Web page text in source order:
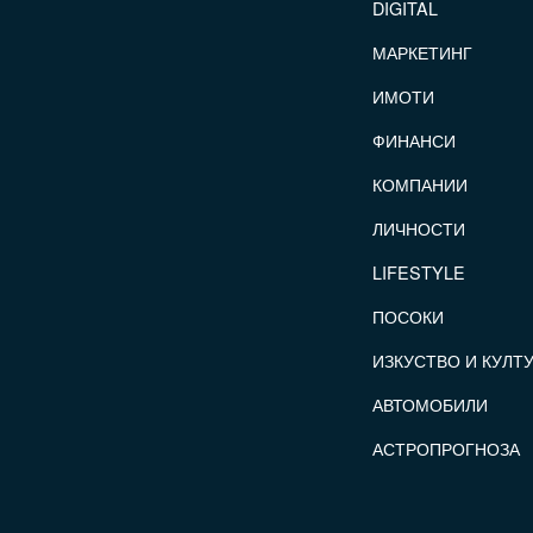
DIGITAL
МАРКЕТИНГ
ИМОТИ
ФИНАНСИ
КОМПАНИИ
ЛИЧНОСТИ
LIFESTYLE
ПОСОКИ
ИЗКУСТВО И
АВТОМОБИЛИ
АСТРОПРОГНОЗА